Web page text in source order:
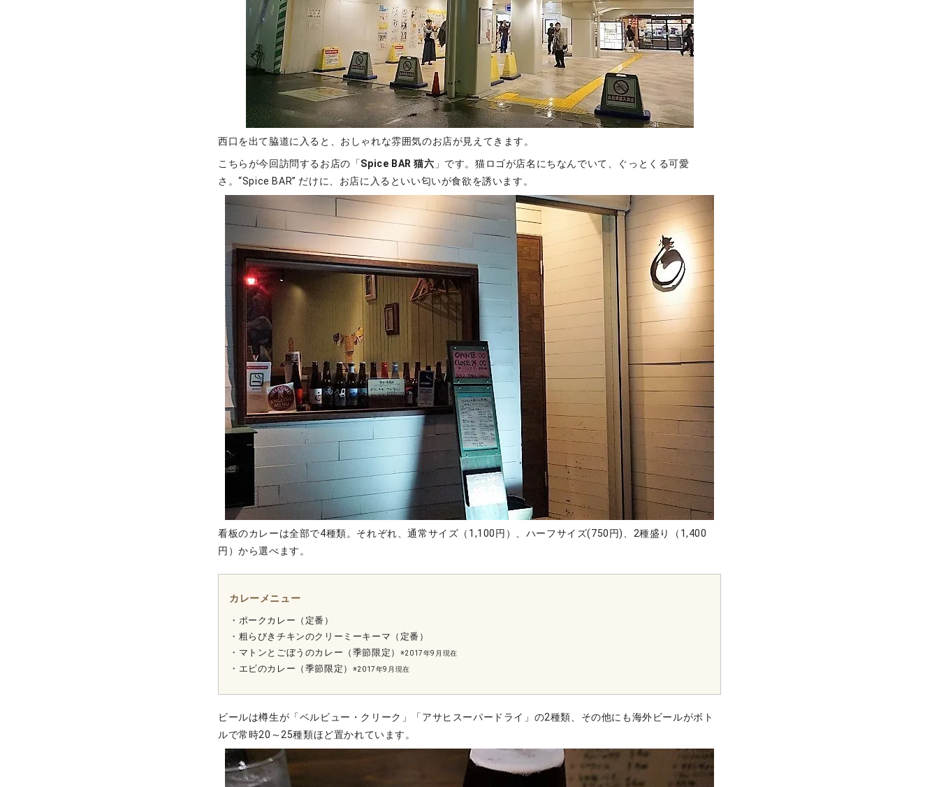
西口を出て脇道に入ると、おしゃれな雰囲気のお店が見えてきます。
こちらが今回訪問するお店の「Spice BAR 猫六 」です。猫ロゴが店名にちなんでいて、ぐっとくる可愛
さ。“Spice BAR” だけに、お店に入るといい匂いが食欲を誘います。
看板のカレーは全部で4種類。それぞれ、通常サイズ（1,100円）、ハーフサイズ(750円)、2種盛り（1,400
円）から選べます。
カレーメニュー
・ポークカレー（定番）
・粗らびきチキンのクリーミーキーマ（定番）
・マトンとごぼうのカレー（季節限定）
※2017年9月現在
・エビのカレー（季節限定） ※2017年9月現在
ビールは樽生が「ベルビュー・クリーク」「アサヒスーパードライ」の2種類、その他にも海外ビールがボト
ルで常時20～25種類ほど置かれています。